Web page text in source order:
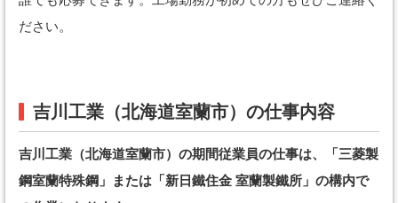
ださい。
吉川工業（北海道室蘭市）の仕事内容
吉川工業（北海道室蘭市）の期間従業員の仕事は、「三菱製
鋼室蘭特殊鋼」または「新日鐵住金 室蘭製鐵所」の構内で